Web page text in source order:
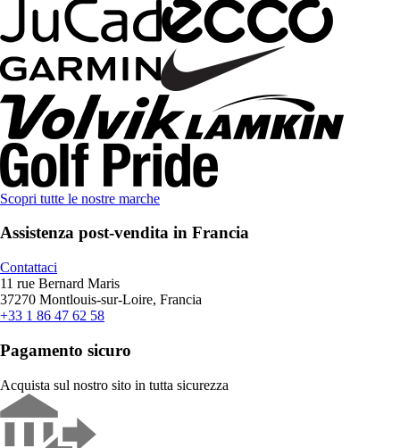
Scopri tutte le nostre marche
Assistenza post-vendita in Francia
Contattaci
11 rue Bernard Maris
37270 Montlouis-sur-Loire, Francia
+33 1 86 47 62 58
Pagamento sicuro
Acquista sul nostro sito in tutta sicurezza